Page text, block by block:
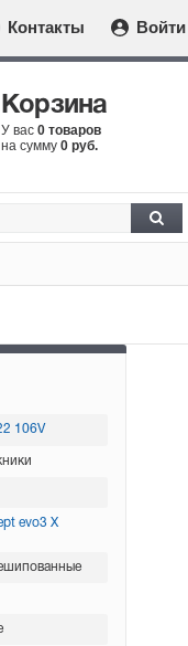
Контакты Войти
Корзина
У вас 0 товаров
на сумму 0 руб.
106V
evo3 X